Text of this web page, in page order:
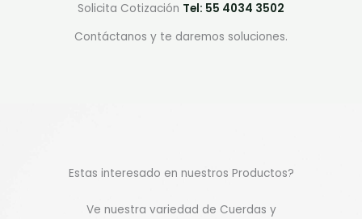
Solicita Cotización Tel: 55 4034 3502
Contáctanos y te daremos soluciones.
Estas interesado en nuestros Productos?
Ve nuestra variedad de Cuerdas y